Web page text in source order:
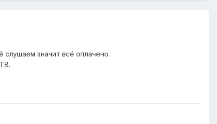
значит всё оплачено.